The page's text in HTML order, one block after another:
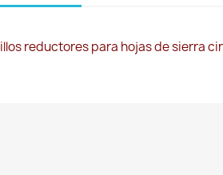
reductores para hojas de sierra